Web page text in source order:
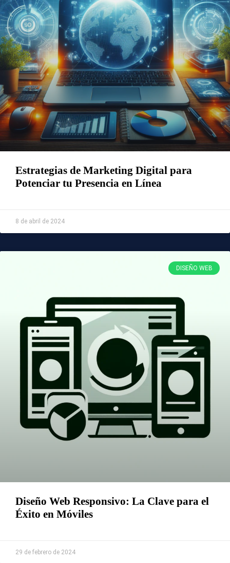
Estrategias de Marketing Digital para
Potenciar tu Presencia en Línea
8 de abril de 2024
DISEÑO WEB
Diseño Web Responsivo: La Clave para el
Éxito en Móviles
29 de febrero de 2024